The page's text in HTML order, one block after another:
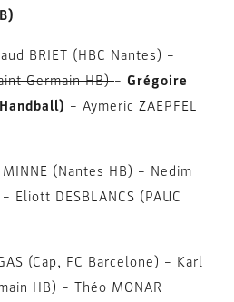
BRIET (HBC Nantes) –
Germain HB)– Grégoire
– Aymeric ZAEPFEL
(Nantes HB) – Nedim
Eliott DESBLANCS (PAUC
(Cap, FC Barcelone) – Karl
HB) – Théo MONAR